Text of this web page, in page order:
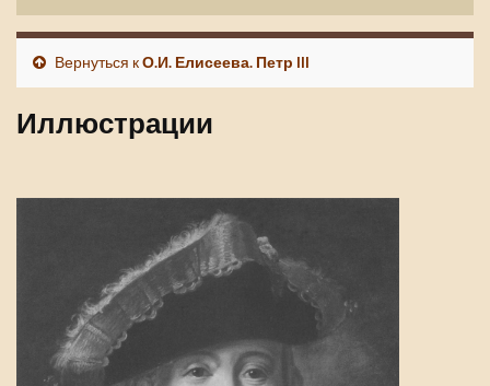
Вернуться кО.И. Елисеева. Петр III
Иллюстрации